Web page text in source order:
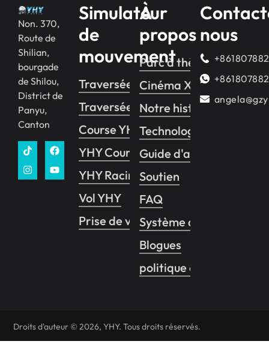
Non. 370,
Route de
Shilian,
bourgade
de Shilou,
District de
Panyu,
Canton
Simulateur
de
mouvement
Traversée YHY 2
Traversée YHY 1
Course YHY
YHY Course VR
YHY Racing Pro
Vol YHY
Prise de vue YHY
À
propos
Parc à thème VR
Cinéma XD VR
Notre histoire
Technologie
Guide d'affaires
Soutien
FAQ
Système de contrôle
Blogues
politique de
nous
Droits d'auteur © 2026, YHY. Tous droits réservés.